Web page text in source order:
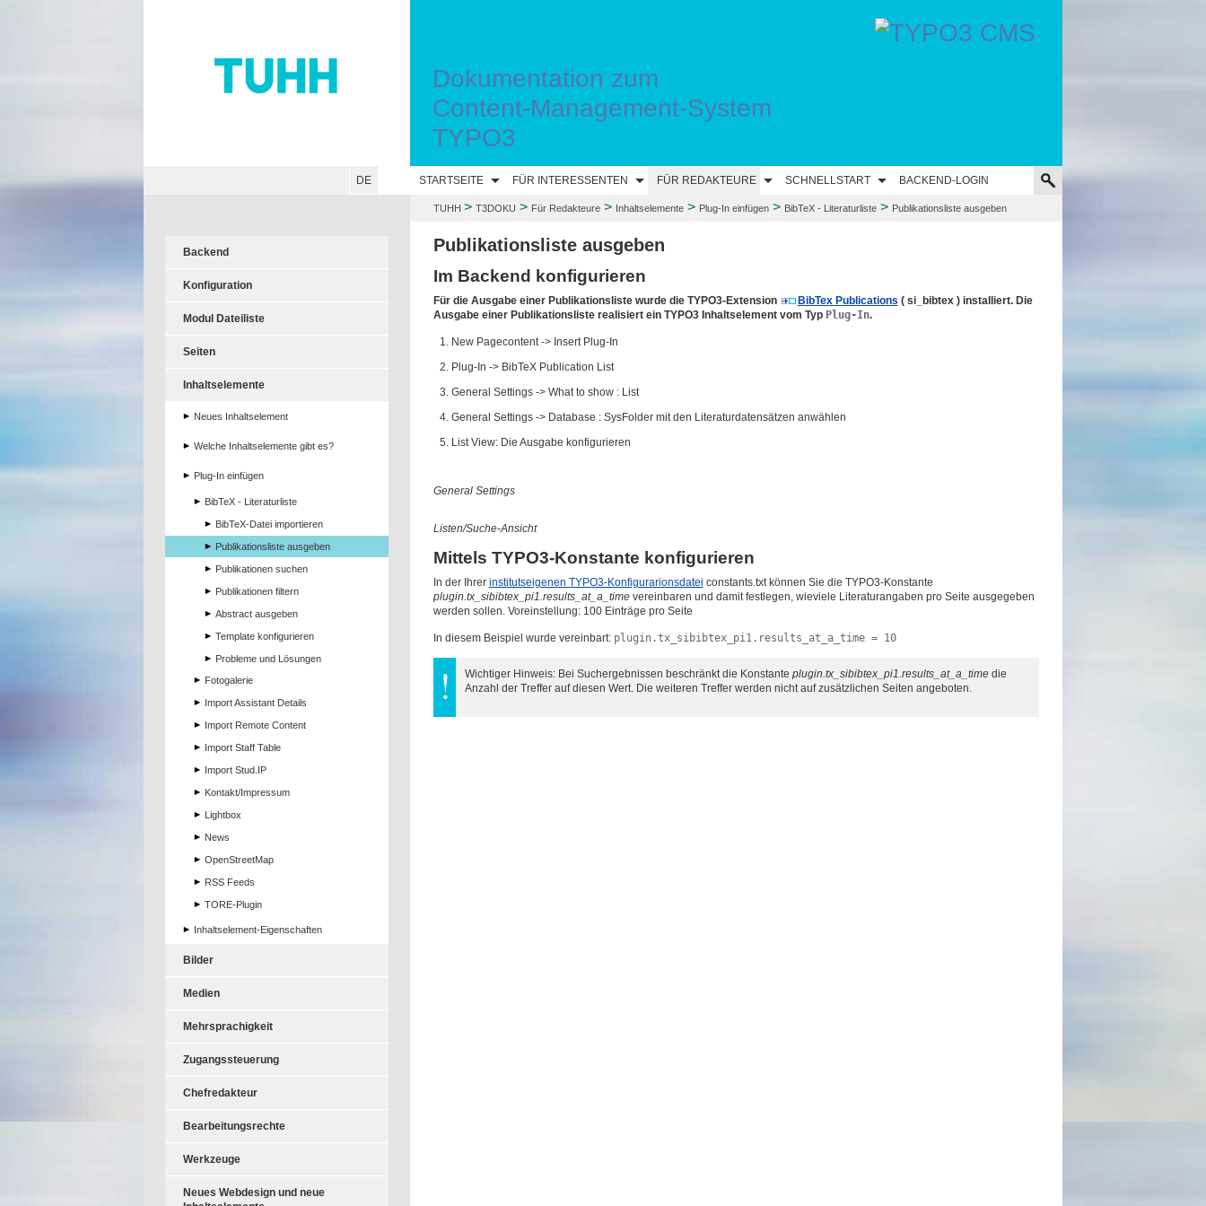
Dokumentation zum
Content-Management-System
TYPO3
DE STARTSEITE FÜR INTERESSENTEN FÜR REDAKTEURE SCHNELLSTART BACKEND-LOGIN
TUHH > T3DOKU > Für Redakteure> Inhaltselemente> Plug-In einfügen> BibTeX - Literaturliste> Publikationsliste ausgeben
Publikationsliste ausgeben
Im Backend konfigurieren
Für die Ausgabe einer Publikationsliste wurde die TYPO3-Extension BibTex Publications ( si_bibtex ) installiert. Die
Ausgabe einer Publikationsliste realisiert ein TYPO3 Inhaltselement vom Typ Plug-In.
New Pagecontent -> Insert Plug-In
Plug-In -> BibTeX Publication List
General Settings -> What to show : List
General Settings -> Database : SysFolder mit den Literaturdatensätzen anwählen
List View: Die Ausgabe konfigurieren
General Settings
Listen/Suche-Ansicht
Mittels TYPO3-Konstante konfigurieren
In der Ihrer institutseigenen TYPO3-Konfigurarionsdatei constants.txt können Sie die TYPO3-Konstante
plugin.tx_sibibtex_pi1.results_at_a_timevereinbaren und damit festlegen, wieviele Literaturangaben pro Seite ausgegeben
werden sollen. Voreinstellung: 100 Einträge pro Seite
In diesem Beispiel wurde vereinbart: plugin.tx_sibibtex_pi1.results_at_a_time = 10
Wichtiger Hinweis: Bei Suchergebnissen beschränkt die Konstante plugin.tx_sibibtex_pi1.results_at_a_timedie
Anzahl der Treffer auf diesen Wert. Die weiteren Treffer werden nicht auf zusätzlichen Seiten angeboten.
Backend
Konfiguration
Modul Dateiliste
Seiten
Inhaltselemente
Neues Inhaltselement
Welche Inhaltselemente gibt es?
Plug-In einfügen
BibTeX - Literaturliste
BibTeX-Datei importieren
Publikationsliste ausgeben
Publikationen suchen
Publikationen filtern
Abstract ausgeben
Template konfigurieren
Probleme und Lösungen
Fotogalerie
Import Assistant Details
Import Remote Content
Import Staff Table
Import Stud.IP
Kontakt/Impressum
Lightbox
News
OpenStreetMap
RSS Feeds
TORE-Plugin
Inhaltselement-Eigenschaften
Bilder
Medien
Mehrsprachigkeit
Zugangssteuerung
Chefredakteur
Bearbeitungsrechte
Werkzeuge
Neues Webdesign und neue